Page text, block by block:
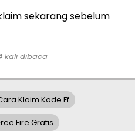
sekarang sebelum
kali dibaca
Klaim Kode Ff
Fire Gratis